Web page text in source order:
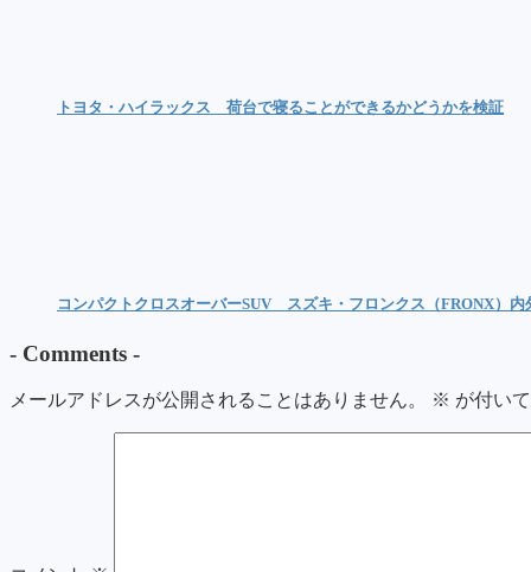
トヨタ・ハイラックス 荷台で寝ることができるかどうかを検証
コンパクトクロスオーバーSUV スズキ・フロンクス（FRONX）
- Comments -
メールアドレスが公開されることはありません。 ※ が付い